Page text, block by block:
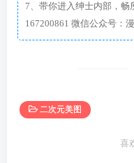
7、带你进入绅士内部，畅
167200861 微信公众
二次元美图
喜